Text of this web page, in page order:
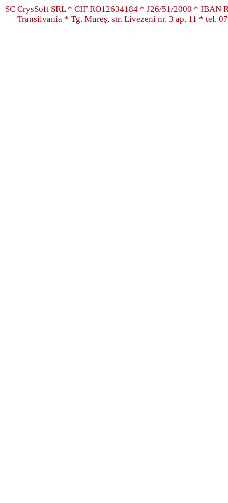
SC CrysSoft SRL * CIF RO12634184 * J26/51/2000 * IBAN
Transilvania * Tg. Mureș, str. Livezeni nr. 3 ap. 11 * tel.